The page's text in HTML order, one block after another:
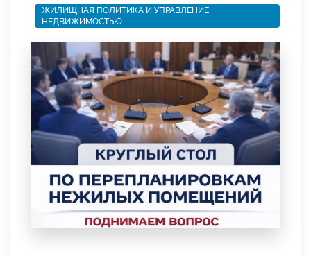
ЖИЛИЩНАЯ ПОЛИТИКА И УПРАВЛЕНИЕ
НЕДВИЖИМОСТЬЮ